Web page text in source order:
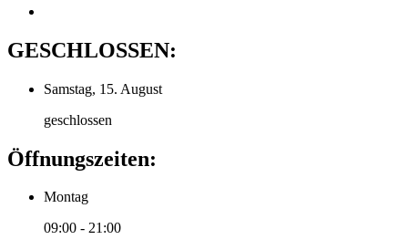
GESCHLOSSEN:
Samstag, 15. August
geschlossen
Öffnungszeiten:
Montag
09:00 - 21:00